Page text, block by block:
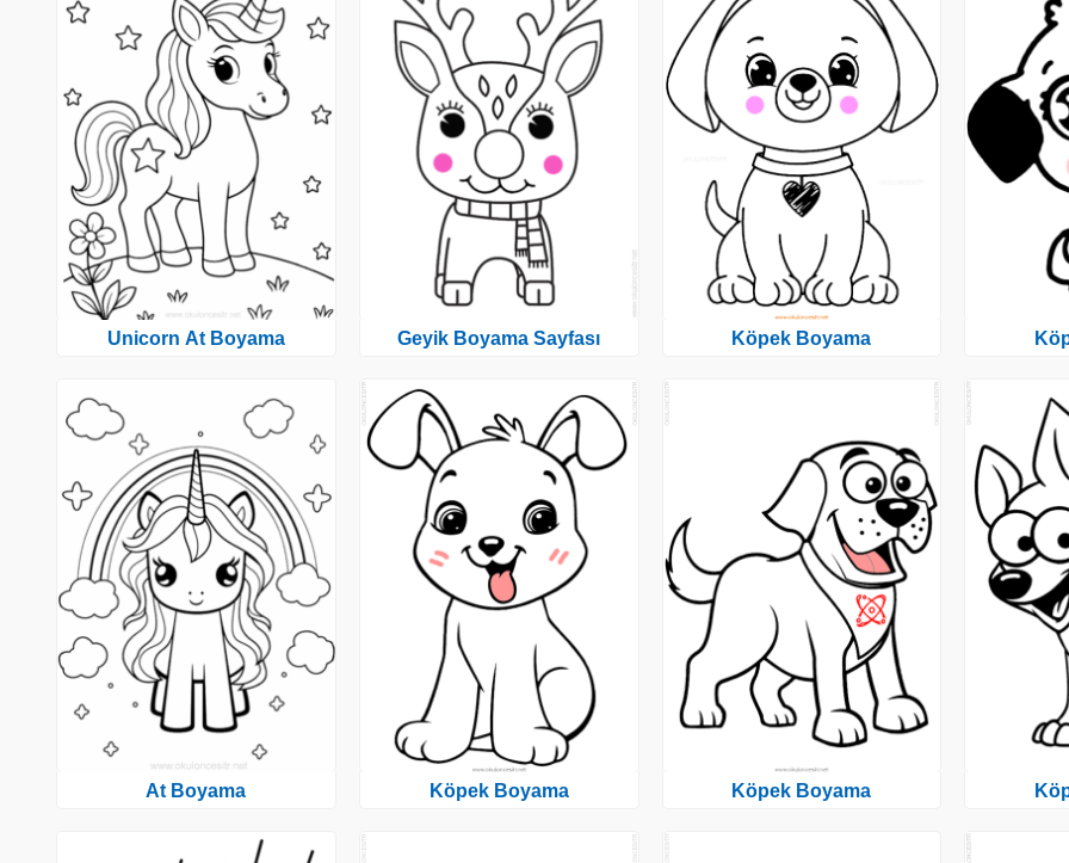
Unicorn At Boyama
At Boyama
Geyik Boyama Sayfası
Köpek Boyama
Köpek Boyama
Köpek Boyama